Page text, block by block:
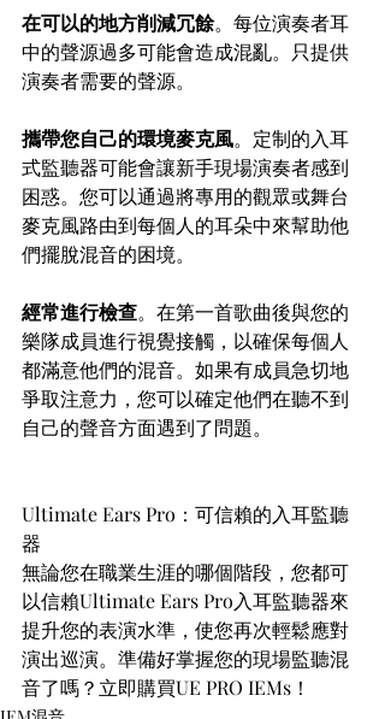
在可以的地方削減冗餘。每位演奏者耳
中的聲源過多可能會造成混亂。只提供
演奏者需要的聲源。
攜帶您自己的環境麥克風。定制的入耳
式監聽器可能會讓新手現場演奏者感到
困惑。您可以通過將專用的觀眾或舞台
麥克風路由到每個人的耳朵中來幫助他
們擺脫混音的困境。
經常進行檢查。在第一首歌曲後與您的
樂隊成員進行視覺接觸，以確保每個人
都滿意他們的混音。如果有成員急切地
爭取注意力，您可以確定他們在聽不到
自己的聲音方面遇到了問題。
Ultimate Ears Pro：可信賴的入耳監聽
器
無論您在職業生涯的哪個階段，您都可
以信賴Ultimate Ears Pro入耳監聽器來
提升您的表演水準，使您再次輕鬆應對
演出巡演。準備好掌握您的現場監聽混
音了嗎？立即購買UE PRO IEMs！